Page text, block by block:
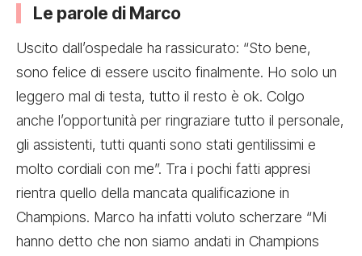
Le parole di Marco
Uscito dall’ospedale ha rassicurato: “Sto bene,
sono felice di essere uscito finalmente. Ho solo un
leggero mal di testa, tutto il resto è ok. Colgo
anche l’opportunità per ringraziare tutto il personale,
gli assistenti, tutti quanti sono stati gentilissimi e
molto cordiali con me”. Tra i pochi fatti appresi
rientra quello della mancata qualificazione in
Champions. Marco ha infatti voluto scherzare “Mi
hanno detto che non siamo andati in Champions